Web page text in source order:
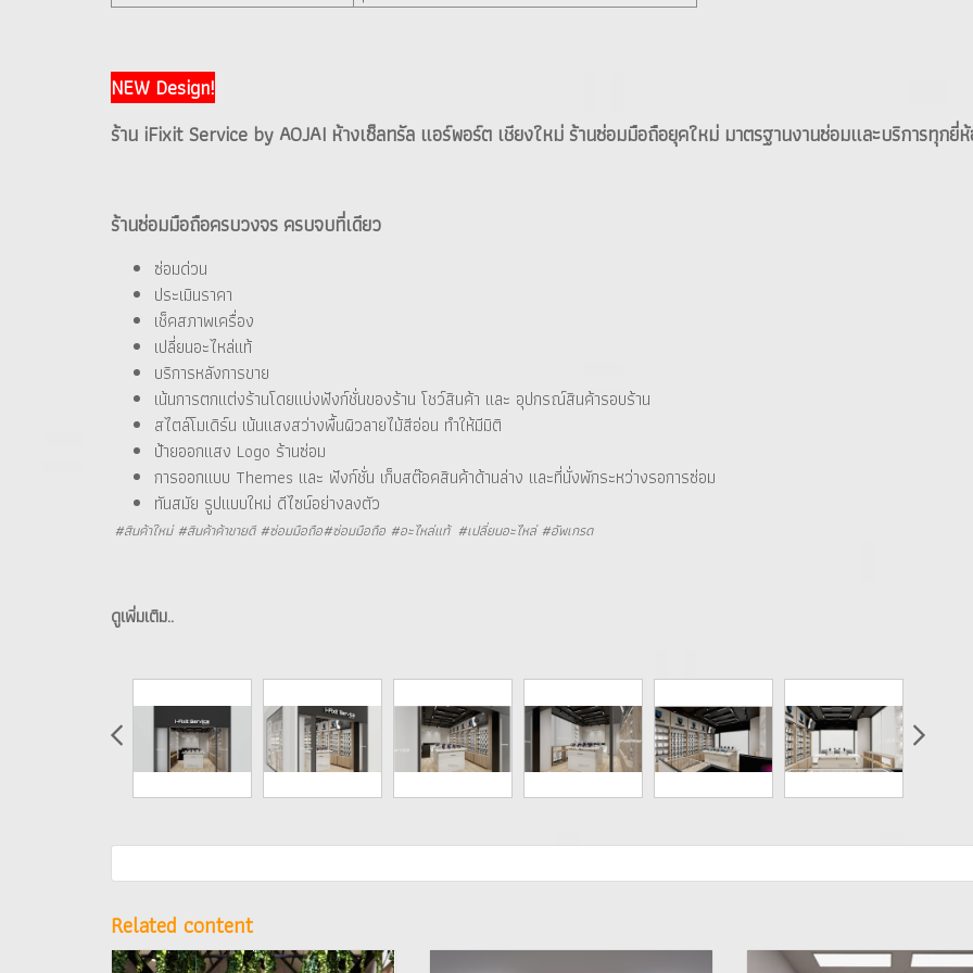
NEW Design!
ร้าน iFixit Service by AOJAI ห้างเซ็ลทรัล แอร์พอร์ต เชียงใหม่ ร้านซ่อมมือถือยุคใหม่ มาตรฐานงานซ่อมและบริการทุกยี่
ร้านซ่อมมือถือครบวงจร ครบจบที่เดียว
ซ่อมด่วน
ประเมินราคา
เช็คสภาพเครื่อง
เปลี่ยนอะไหล่แท้
บริการหลังการขาย
เน้นการตกแต่งร้านโดยแบ่งฟังก์ชั่นของร้าน โชว์สินค้า และ อุปกรณ์สินค้ารอบร้าน
สไตล์โมเดิร์น เน้นแสงสว่างพื้นผิวลายไม้สีอ่อน ทำให้มีมิติ
ป้ายออกแสง Logo ร้านซ่อม
การออกแบบ Themes และ ฟังก์ชั่น เก็บสต๊อคสินค้าด้านล่าง และที่นั่งพักระหว่างรอการซ่อม
ทันสมัย รูปแบบใหม่ ดีไซน์อย่างลงตัว
#สินค้าใหม่ #สินค้าค้าขายดี #ซ่อมมือถือ#ซ่อมมือถือ #อะไหล่แท้ #เปลี่ยนอะไหล่ #อัพเกรด
ดูเพิ่มเติม..
Related content